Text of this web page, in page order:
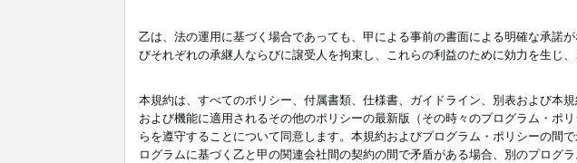
乙は、法の運用に基づく場合であっても、甲による事前の書面による明確な承諾
びそれぞれの承継人ならびに譲受人を拘束し、これらの利益のために効力を生じ
本規約は、すべてのポリシー、付属書類、仕様書、ガイドライン、別表および本
および機能に適用されるその他のポリシーの最新版（その時々のプログラム・ポ
らを遵守することについて同意します。本規約およびプログラム・ポリシーの間
ログラムに基づく乙と甲の関連会社間の契約の間で矛盾がある場合、別のプログ